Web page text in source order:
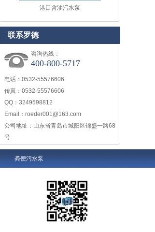
港口含油污水泵
联系罗德
咨询热线：
400-800-5717
电话：0532-55576606
传真：0532-55576606
QQ：3249598812
Email： roeder001@163.com
公司地址：山东省青岛市城阳区锦盛一路68
号
粪便污水泵